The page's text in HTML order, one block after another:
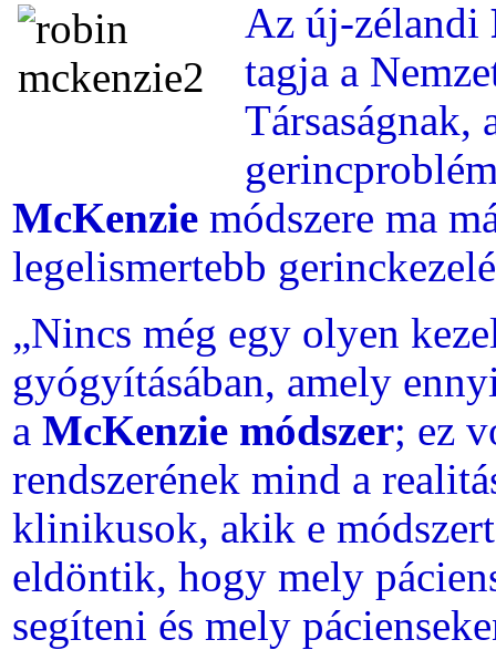
Az új-zélandi
tagja a
McKenzie módszere ma
legelismertebb
„Nincs még egy olyen
gyógyításában, amely
a McKenzie módszer; ez
rendszerének mind a
klinikusok, akik e
eldöntik, hogy mely
segíteni és mely